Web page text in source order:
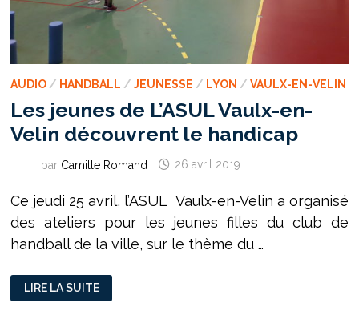
AUDIO/ HANDBALL / JEUNESSE / LYON / VAULX-EN-VELIN
Les jeunes de L’ASUL Vaulx-en-
Velin découvrent le handicap
par Camille Romand 26 avril 2019
Ce jeudi 25 avril, l’ASUL Vaulx-en-Velin a organisé
des ateliers pour les jeunes filles du club de
handball de la ville, sur le thème du …
LES
JEUNES
DE
LIRE LA SUITE